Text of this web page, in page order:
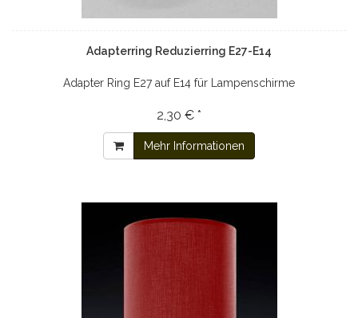
Adapterring Reduzierring E27-E14
Adapter Ring E27 auf E14 für Lampenschirme
2,30 € *
Mehr Informationen